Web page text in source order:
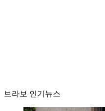
브라보 인기뉴스